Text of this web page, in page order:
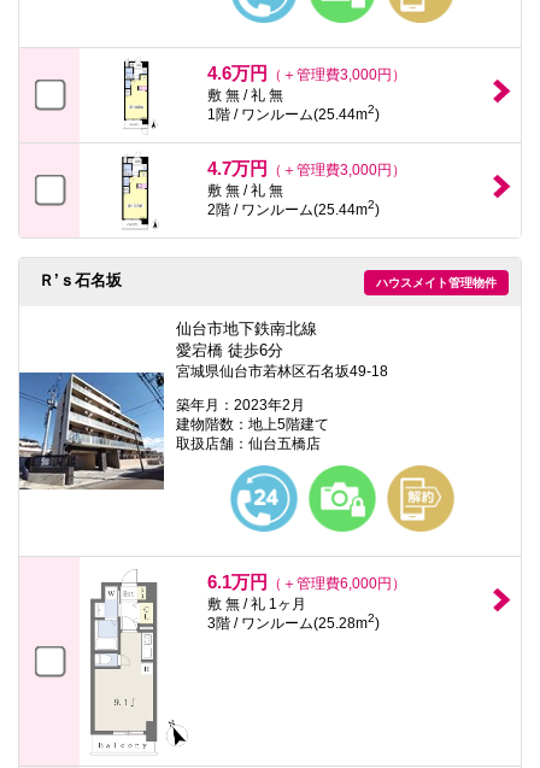
4.6万円
（＋管理費3,000円）
敷 無 / 礼 無
1階 / ワンルーム(25.44m2)
4.7万円
（＋管理費3,000円）
敷 無 / 礼 無
2階 / ワンルーム(25.44m2)
ハウスメイト管理物件
Ｒ’ｓ石名坂
仙台市地下鉄南北線
愛宕橋 徒歩6分
宮城県仙台市若林区石名坂49-18
築年月：2023年2月
建物階数：地上5階建て
取扱店舗：仙台五橋店
6.1万円
（＋管理費6,000円）
敷 無 / 礼 1ヶ月
3階 / ワンルーム(25.28m2)